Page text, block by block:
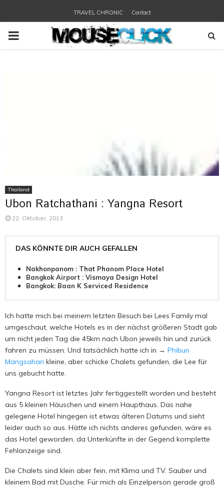
TRAVEL CHRONIC Contact
PRIMARY
Thailand
Ubon Ratchathani : Yangna Resort
22. Oktober, 2013
DAS KÖNNTE DIR AUCH GEFALLEN
Nakhonpanom : That Phanom Place Hotel
Bangkok Airport : Vismaya Design Hotel
Bangkok: Baan K Serviced Residence
Ich hatte mich bei meinem letzten Besuch bei Lees Family mal
umgeschaut, welche Hotels es in der nächst größeren Stadt gab
um nicht jeden Tag die 45km nach Ubon jeweils hin und zurück
fahren zu müssen. Und tatsächlich hatte ich in → Phibun
Mangsahan kleine, aber schicke Chalets gefunden, die Lee für
uns gebucht hatte.
Yangna Resort ist letztes Jahr fertiggestellt worden und besteht
aus 5 kleinen Häuschen und einem Haupthaus. Das nahe
gelegene Hotel hingegen ist etwas älteren Datums und sieht
leider auch so aus. Hätte ich nichts anderes gefunden, wäre es
das Hotel geworden, da Unterkünfte in der Gegend komplette
Fehlanzeige sind.
Die Chalets sind klein aber fein, mit Klima und TV. Sauber und
kleinem Bad mit Dusche. Für mich als Einzelperson gerade groß